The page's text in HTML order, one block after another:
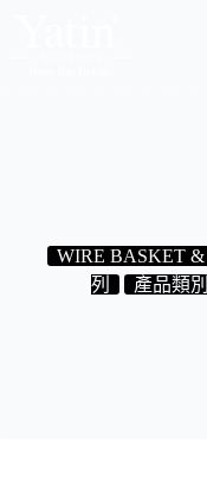
WIRE BASKET
列
產品類別